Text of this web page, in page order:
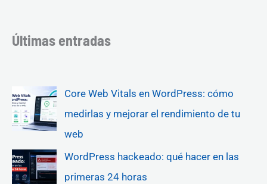
Últimas entradas
Core Web Vitals en WordPress: cómo
medirlas y mejorar el rendimiento de tu
web
WordPress hackeado: qué hacer en las
primeras 24 horas